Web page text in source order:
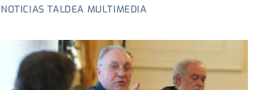
NOTICIAS TALDEA MULTIMEDIA